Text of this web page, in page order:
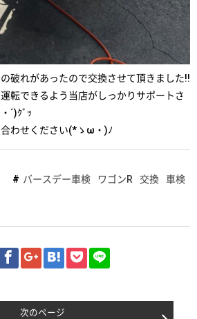
破れがあったので交換させて頂きました!!
転できるよう当店がしっかりサポートさ
´)ｸﾞｯ
わせください(*ゝω・)ﾉ
バースデー車検 ワゴンR 交換
車検